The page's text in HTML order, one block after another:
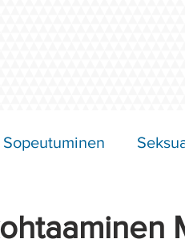
Sopeutuminen